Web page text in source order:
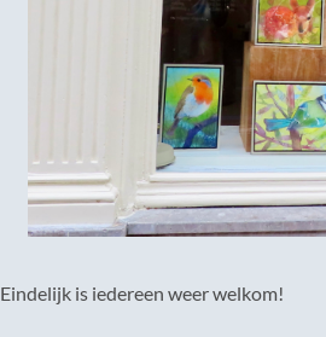
Eindelijk is iedereen weer welkom!